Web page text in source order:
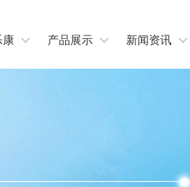
康 产品展示 新闻资讯